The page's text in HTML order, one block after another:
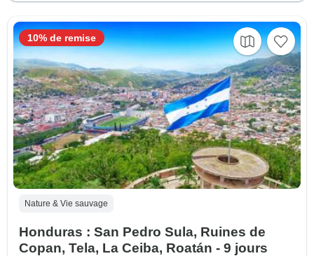
Nature & Vie sauvage
Honduras : San Pedro Sula, Ruines de
Copan, Tela, La Ceiba, Roatán - 9 jours
10% de remise